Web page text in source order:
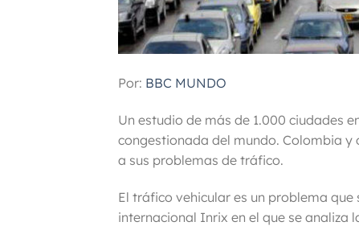
Por: BBC MUNDO
Un estudio de más de 1.000 ciudades
congestionada del mundo. Colombia y
a sus problemas de tráfico.
El tráfico vehicular es un problema
internacional Inrix en el que se analiza